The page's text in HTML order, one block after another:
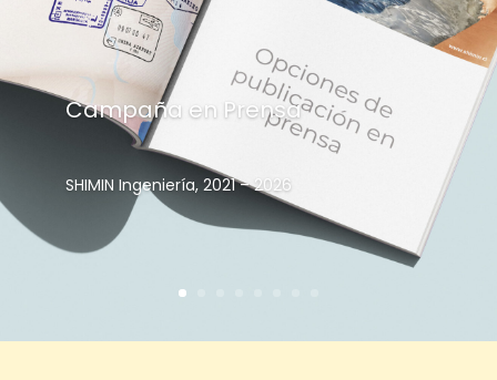
Campaña en Prensa
SHIMIN Ingeniería, 2021 – 2026